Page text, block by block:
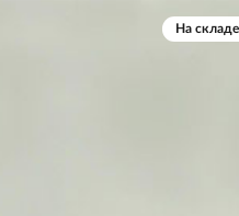
На складе